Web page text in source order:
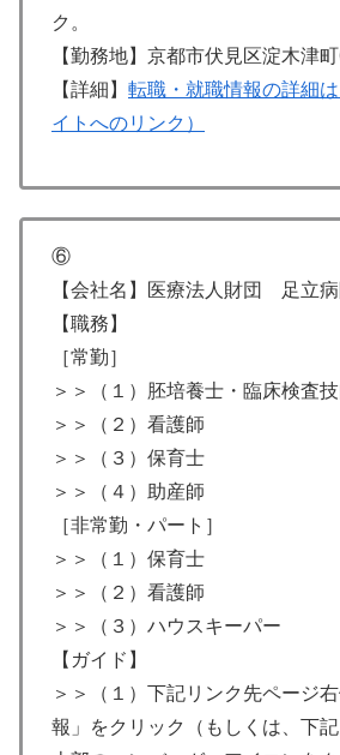
ク。
【勤務地】京都市伏見区淀木津
【詳細】 転職・就職情報の詳細
イトへのリンク）
⑥
【会社名】医療法人財団 足立
【職務】
［常勤］
＞＞（１）胚培養士・臨床検査
＞＞（２）看護師
＞＞（３）保育士
＞＞（４）助産師
［非常勤・パート］
＞＞（１）保育士
＞＞（２）看護師
＞＞（３）ハウスキーパー
【ガイド】
＞＞（１）下記リンク先ページ
報」をクリック（もしくは、下